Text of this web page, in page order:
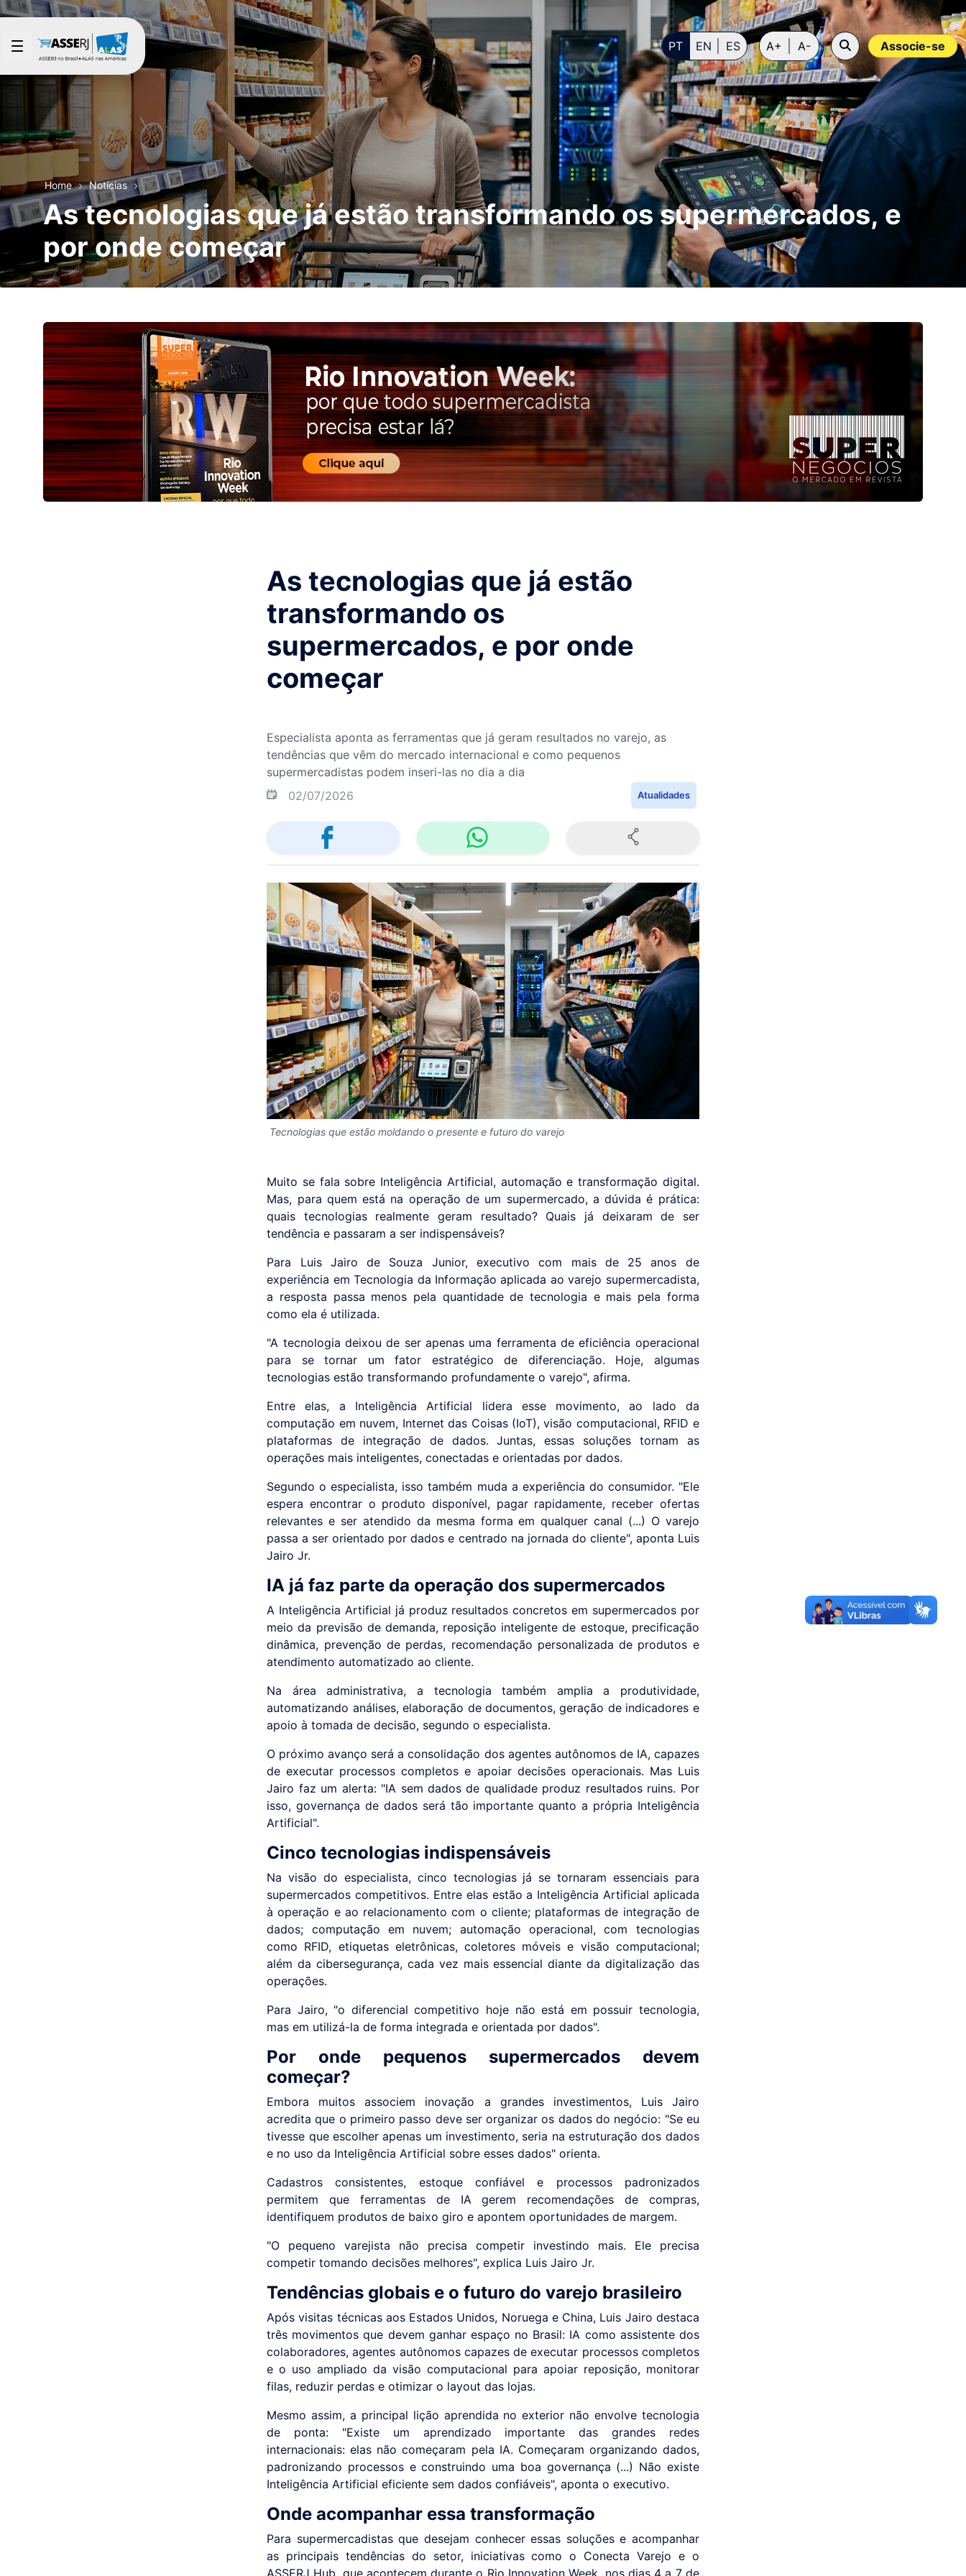
Pular para o Conteúdo principal
Associe-se
PT EN ES A+ A-
Home Notícias
As tecnologias que já estão transformando os supermercados, e
por onde começar
As tecnologias que já estão
transformando os
supermercados, e por onde
começar
Especialista aponta as ferramentas que já geram resultados no varejo, as
tendências que vêm do mercado internacional e como pequenos
supermercadistas podem inseri-las no dia a dia
02/07/2026
Atualidades
Tecnologias que estão moldando o presente e futuro do varejo
Muito se fala sobre Inteligência Artificial, automação e transformação digital.
Mas, para quem está na operação de um supermercado, a dúvida é prática:
quais tecnologias realmente geram resultado? Quais já deixaram de ser
tendência e passaram a ser indispensáveis?
Para Luis Jairo de Souza Junior, executivo com mais de 25 anos de
experiência em Tecnologia da Informação aplicada ao varejo supermercadista,
a resposta passa menos pela quantidade de tecnologia e mais pela forma
como ela é utilizada.
"A tecnologia deixou de ser apenas uma ferramenta de eficiência operacional
para se tornar um fator estratégico de diferenciação. Hoje, algumas
tecnologias estão transformando profundamente o varejo", afirma.
Entre elas, a Inteligência Artificial lidera esse movimento, ao lado da
computação em nuvem, Internet das Coisas (IoT), visão computacional, RFID e
plataformas de integração de dados. Juntas, essas soluções tornam as
operações mais inteligentes, conectadas e orientadas por dados.
Segundo o especialista, isso também muda a experiência do consumidor. "Ele
espera encontrar o produto disponível, pagar rapidamente, receber ofertas
relevantes e ser atendido da mesma forma em qualquer canal (...) O varejo
passa a ser orientado por dados e centrado na jornada do cliente", aponta Luis
Jairo Jr.
IA já faz parte da operação dos supermercados
A Inteligência Artificial já produz resultados concretos em supermercados por
meio da previsão de demanda, reposição inteligente de estoque, precificação
dinâmica, prevenção de perdas, recomendação personalizada de produtos e
atendimento automatizado ao cliente.
Na área administrativa, a tecnologia também amplia a produtividade,
automatizando análises, elaboração de documentos, geração de indicadores e
apoio à tomada de decisão, segundo o especialista.
O próximo avanço será a consolidação dos agentes autônomos de IA, capazes
de executar processos completos e apoiar decisões operacionais. Mas Luis
Jairo faz um alerta: "IA sem dados de qualidade produz resultados ruins. Por
isso, governança de dados será tão importante quanto a própria Inteligência
Artificial".
Cinco tecnologias indispensáveis
Na visão do especialista, cinco tecnologias já se tornaram essenciais para
supermercados competitivos. Entre elas estão a Inteligência Artificial aplicada
à operação e ao relacionamento com o cliente; plataformas de integração de
dados; computação em nuvem; automação operacional, com tecnologias
como RFID, etiquetas eletrônicas, coletores móveis e visão computacional;
além da cibersegurança, cada vez mais essencial diante da digitalização das
operações.
Para Jairo, "o diferencial competitivo hoje não está em possuir tecnologia,
mas em utilizá-la de forma integrada e orientada por dados".
Por onde pequenos supermercados devem
começar?
Embora muitos associem inovação a grandes investimentos, Luis Jairo
acredita que o primeiro passo deve ser organizar os dados do negócio: "Se eu
tivesse que escolher apenas um investimento, seria na estruturação dos dados
e no uso da Inteligência Artificial sobre esses dados" orienta.
Cadastros consistentes, estoque confiável e processos padronizados
permitem que ferramentas de IA gerem recomendações de compras,
identifiquem produtos de baixo giro e apontem oportunidades de margem.
"O pequeno varejista não precisa competir investindo mais. Ele precisa
competir tomando decisões melhores", explica Luis Jairo Jr.
Tendências globais e o futuro do varejo brasileiro
Após visitas técnicas aos Estados Unidos, Noruega e China, Luis Jairo destaca
três movimentos que devem ganhar espaço no Brasil: IA como assistente dos
colaboradores, agentes autônomos capazes de executar processos completos
e o uso ampliado da visão computacional para apoiar reposição, monitorar
filas, reduzir perdas e otimizar o layout das lojas.
Mesmo assim, a principal lição aprendida no exterior não envolve tecnologia
de ponta: "Existe um aprendizado importante das grandes redes
internacionais: elas não começaram pela IA. Começaram organizando dados,
padronizando processos e construindo uma boa governança (...) Não existe
Inteligência Artificial eficiente sem dados confiáveis", aponta o executivo.
Onde acompanhar essa transformação
Para supermercadistas que desejam conhecer essas soluções e acompanhar
as principais tendências do setor, iniciativas como o Conecta Varejo e o
ASSERJ Hub, que acontecem durante o Rio Innovation Week, nos dias 4 a 7 de